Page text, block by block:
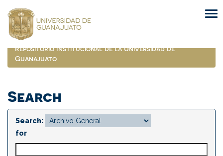
navigation
Repositorio Institucional de la Universidad de
Guanajuato
Search
Search:
for